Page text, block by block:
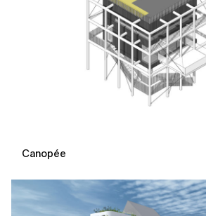
Canopée